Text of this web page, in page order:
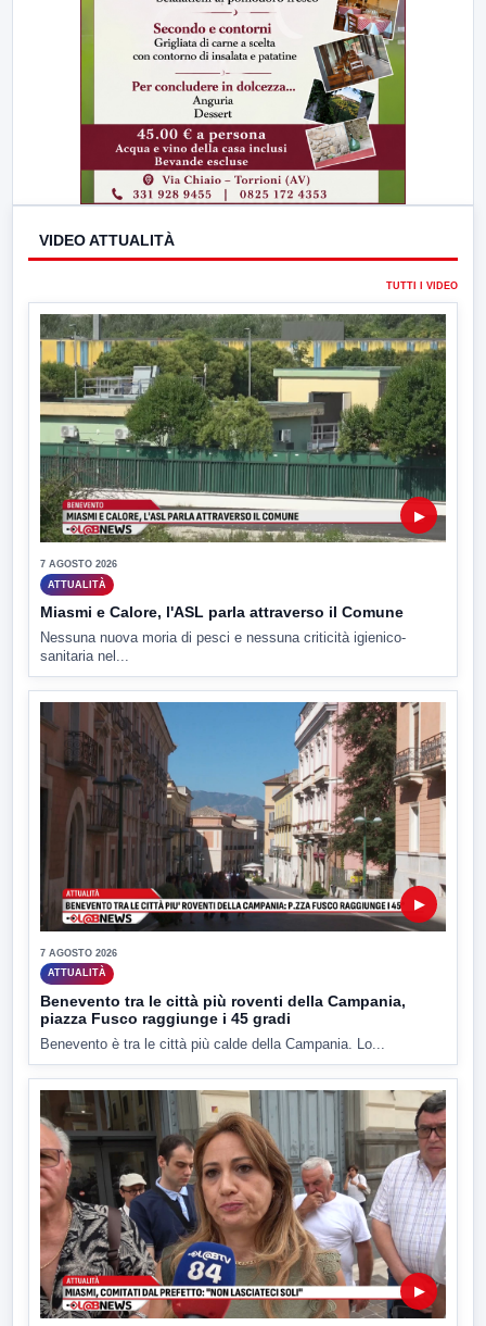
VIDEO ATTUALITÀ
TUTTI I VIDEO
▶
7 AGOSTO 2026
ATTUALITÀ
Miasmi e Calore, l'ASL parla attraverso il Comune
Nessuna nuova moria di pesci e nessuna criticità igienico-
sanitaria nel...
▶
7 AGOSTO 2026
ATTUALITÀ
Benevento tra le città più roventi della Campania,
piazza Fusco raggiunge i 45 gradi
Benevento è tra le città più calde della Campania. Lo...
▶